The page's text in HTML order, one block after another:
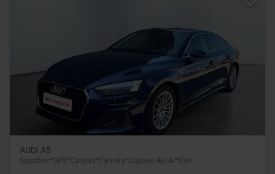
AUDI A5
Sportbac*GPS*Carplay*Caméra*Capteur Av/Ar*Cuir